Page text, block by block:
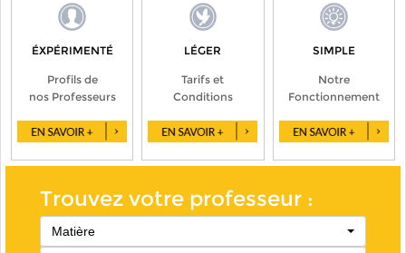
ÉXPÉRIMENTÉ
Profils de
nos Professeurs
LÉGER
Tarifs et
Conditions
SIMPLE
Notre
Fonctionnement
Trouvez votre professeur :
Matière